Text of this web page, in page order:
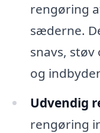
rengøring
sæderne.
snavs, støv
og
Udvendig
rengøring